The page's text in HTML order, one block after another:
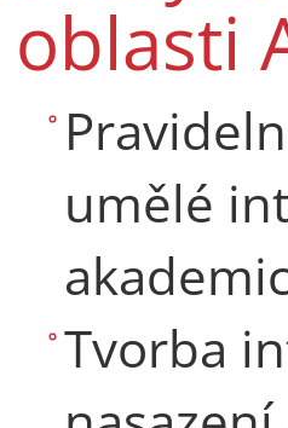
oblasti
umělé
Tvorba